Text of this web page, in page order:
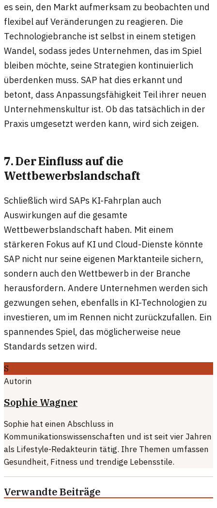
es sein, den Markt aufmerksam zu beobachten und
flexibel auf Veränderungen zu reagieren. Die
Technologiebranche ist selbst in einem stetigen
Wandel, sodass jedes Unternehmen, das im Spiel
bleiben möchte, seine Strategien kontinuierlich
überdenken muss. SAP hat dies erkannt und
betont, dass Anpassungsfähigkeit Teil ihrer neuen
Unternehmenskultur ist. Ob das tatsächlich in der
Praxis umgesetzt werden kann, wird sich zeigen.
7. Der Einfluss auf die
Wettbewerbslandschaft
Schließlich wird SAPs KI-Fahrplan auch
Auswirkungen auf die gesamte
Wettbewerbslandschaft haben. Mit einem
stärkeren Fokus auf KI und Cloud-Dienste könnte
SAP nicht nur seine eigenen Marktanteile sichern,
sondern auch den Wettbewerb in der Branche
herausfordern. Andere Unternehmen werden sich
gezwungen sehen, ebenfalls in KI-Technologien zu
investieren, um im Rennen nicht zurückzufallen. Ein
spannendes Spiel, das möglicherweise neue
Standards setzen wird.
S
Autorin
Sophie Wagner
Sophie hat einen Abschluss in
Kommunikationswissenschaften und ist seit vier Jahren
als Lifestyle-Redakteurin tätig. Ihre Themen umfassen
Gesundheit, Fitness und trendige Lebensstile.
Verwandte Beiträge